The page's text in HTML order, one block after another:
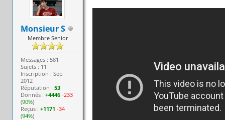
Monsieur S
Membre Senior
Messages : 581
Sujets : 11
Inscription : Sep
2012
Réputation :53
Donnés :+4446 -233
(90%)
Reçus :+1171 -34
(94%)